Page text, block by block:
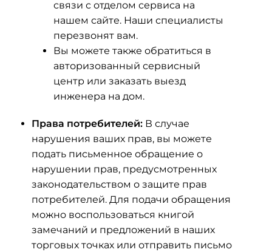
связи с отделом сервиса на
нашем сайте. Наши специалисты
перезвонят вам.
Вы можете также обратиться в
авторизованный сервисный
центр или заказать выезд
инженера на дом.
Права потребителей: В случае
нарушения ваших прав, вы можете
подать письменное обращение о
нарушении прав, предусмотренных
законодательством о защите прав
потребителей. Для подачи обращения
можно воспользоваться книгой
замечаний и предложений в наших
торговых точках или отправить письмо